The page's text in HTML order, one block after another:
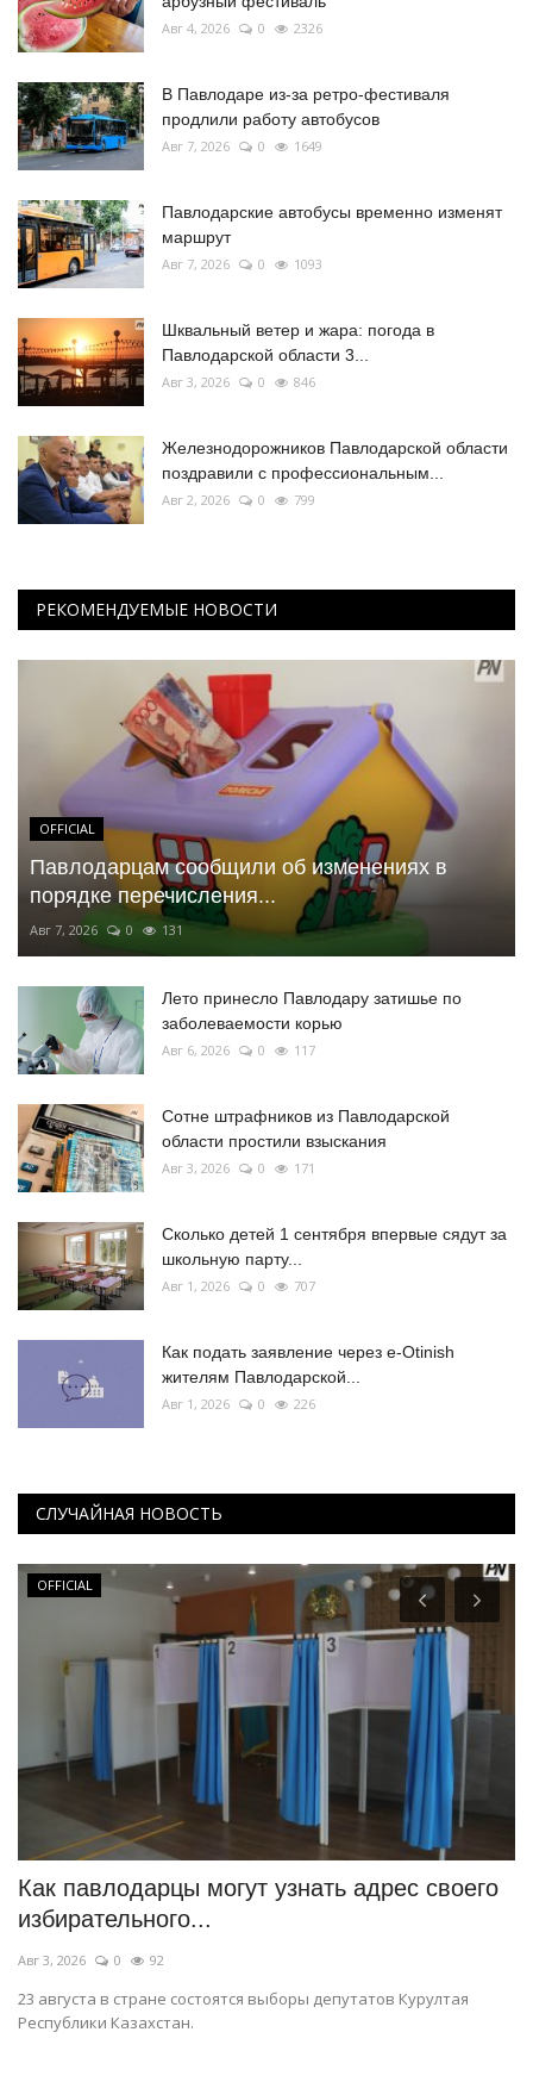
Авг 4, 2026 0 2326
В Павлодаре из-за ретро-фестиваля
продлили работу автобусов
Авг 7, 2026 0 1649
Павлодарские автобусы временно изменят
маршрут
Авг 7, 2026 0 1093
Шквальный ветер и жара: погода в
Павлодарской области 3...
Авг 3, 2026 0 846
Железнодорожников Павлодарской области
поздравили с профессиональным...
Авг 2, 2026 0 799
РЕКОМЕНДУЕМЫЕ НОВОСТИ
OFFICIAL
Павлодарцам сообщили об изменениях в
порядке перечисления...
Авг 7, 2026 0 131
Лето принесло Павлодару затишье по
заболеваемости корью
Авг 6, 2026 0 117
Сотне штрафников из Павлодарской
области простили взыскания
Авг 3, 2026 0 171
Сколько детей 1 сентября впервые сядут за
школьную парту...
Авг 1, 2026 0 707
Как подать заявление через e-Otinish
жителям Павлодарской...
Авг 1, 2026 0 226
СЛУЧАЙНАЯ НОВОСТЬ
OFFICIAL
Как павлодарцы могут узнать адрес своего
избирательного...
Авг 3, 2026 0 92
23 августа в стране состоятся выборы депутатов Курултая
Республики Казахстан.